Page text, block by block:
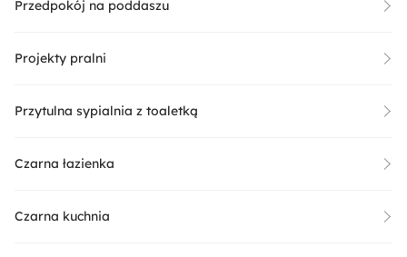
Przedpokój na poddaszu
Projekty pralni
Przytulna sypialnia z toaletką
Czarna łazienka
Czarna kuchnia